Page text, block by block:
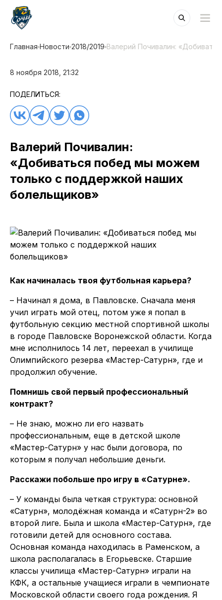
Главная Новости 2018/2019 Валерий Почивалин:
8 ноября 2018, 21:32
ПОДЕЛИТЬСЯ:
Валерий Почивалин:
«Добиваться побед мы можем
только с поддержкой наших
болельщиков»
Как начиналась твоя футбольная карьера?
– Начинал я дома, в Павловске. Сначала меня
учил играть мой отец, потом уже я попал в
футбольную секцию местной спортивной школы
в городе Павловске Воронежской области. Когда
мне исполнилось 14 лет, переехал в училище
Олимпийского резерва «Мастер-Сатурн», где и
продолжил обучение.
Помнишь свой первый профессиональный
контракт?
– Не знаю, можно ли его назвать
профессиональным, еще в детской школе
«Мастер-Сатурн» у нас были договора, по
которым я получал небольшие деньги.
Расскажи побольше про игру в «Сатурне».
– У команды была четкая структура: основной
«Сатурн», молодёжная команда и «Сатурн-2» во
второй лиге. Была и школа «Мастер-Сатурн», где
готовили детей для основного состава.
Основная команда находилась в Раменском, а
школа располагалась в Егорьевске. Старшие
классы училища «Мастер-Сатурн» играли на
КФК, а остальные учащиеся играли в чемпионате
Московской области своего года рождения. Я